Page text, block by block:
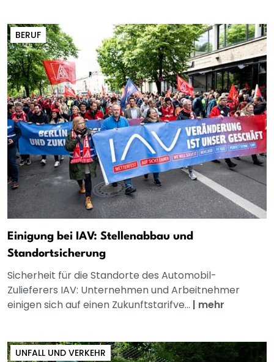
BERUF
Einigung bei IAV: Stellenabbau und
Standortsicherung
Sicherheit für die Standorte des Automobil-
Zulieferers IAV: Unternehmen und Arbeitnehmer
einigen sich auf einen Zukunftstarifve... | mehr
UNFALL UND VERKEHR